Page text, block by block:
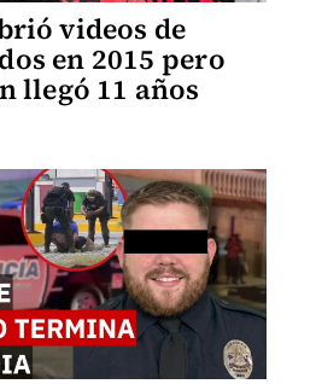
videos de
en 2015 pero
llegó 11 años